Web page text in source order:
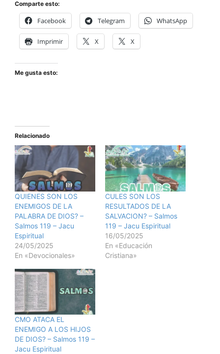
Comparte esto:
Facebook Telegram WhatsApp
Imprimir X X
Me gusta esto:
Relacionado
QUIENES SON LOS
ENEMIGOS DE LA
PALABRA DE DIOS? –
Salmos 119 – Jacu
Espiritual
24/05/2025
En «Devocionales»
CULES SON LOS
RESULTADOS DE LA
SALVACION? – Salmos
119 – Jacu Espiritual
16/05/2025
En «Educación
Cristiana»
CMO ATACA EL
ENEMIGO A LOS HIJOS
DE DIOS? – Salmos 119 –
Jacu Espiritual